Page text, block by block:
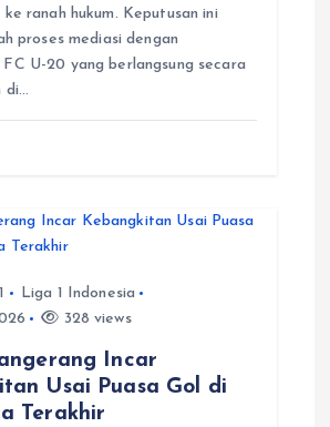
e
n
g
e
g
r
a
e
ranah hukum. Keputusan ini
proses mediasi dengan
FC U-20 yang berlangsung secara
di…
Liga 1 Indonesia
328 views
Incar
Usai Puasa Gol di
Terakhir